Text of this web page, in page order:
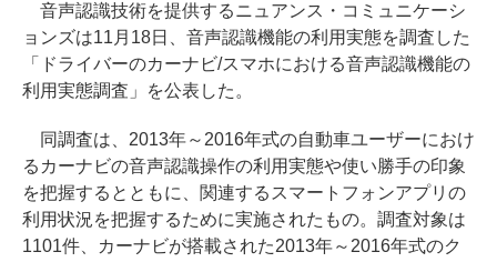
音声認識技術を提供するニュアンス・コミュニケーシ
ョンズは11月18日、音声認識機能の利用実態を調査した
「ドライバーのカーナビ/スマホにおける音声認識機能の
利用実態調査」を公表した。
同調査は、2013年～2016年式の自動車ユーザーにおけ
るカーナビの音声認識操作の利用実態や使い勝手の印象
を把握するとともに、関連するスマートフォンアプリの
利用状況を把握するために実施されたもの。調査対象は
1101件、カーナビが搭載された2013年～2016年式のク